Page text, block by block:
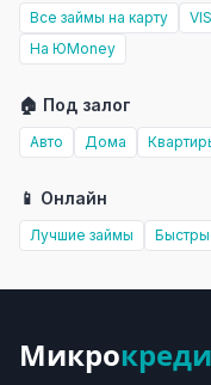
Все займы на карту
На ЮMoney
🏠 Под залог
Авто Дома
📱 Онлайн
Лучшие займы
Микро